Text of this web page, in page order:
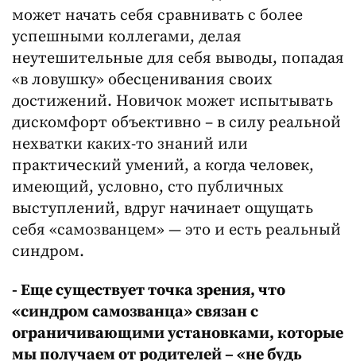
может начать себя сравнивать с более
успешными коллегами, делая
неутешительные для себя выводы, попадая
«в ловушку» обесценивания своих
достижений. Новичок может испытывать
дискомфорт объективно – в силу реальной
нехватки каких-то знаний или
практический умений, а когда человек,
имеющий, условно, сто публичных
выступлений, вдруг начинает ощущать
себя «самозванцем» — это и есть реальный
синдром.
- Еще существует точка зрения, что
«синдром самозванца» связан с
ограничивающими установками, которые
мы получаем от родителей – «не будь